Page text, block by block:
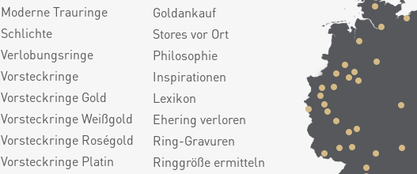
Moderne Trauringe
Schlichte
Verlobungsringe
Vorsteckringe
Vorsteckringe Gold
Vorsteckringe Weißgold
Vorsteckringe Roségold
Vorsteckringe Platin
Goldankauf
Stores vor Ort
Philosophie
Inspirationen
Lexikon
Ehering verloren
Ring-Gravuren
Ringgröße ermitteln